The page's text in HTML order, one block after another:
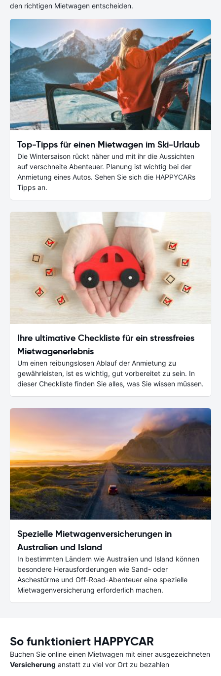
den richtigen Mietwagen entscheiden.
Top-Tipps für einen Mietwagen im Ski-Urlaub
Die Wintersaison rückt näher und mit ihr die Aussichten
auf verschneite Abenteuer. Planung ist wichtig bei der
Anmietung eines Autos. Sehen Sie sich die HAPPYCARs
Tipps an.
Ihre ultimative Checkliste für ein stressfreies
Mietwagenerlebnis
Um einen reibungslosen Ablauf der Anmietung zu
gewährleisten, ist es wichtig, gut vorbereitet zu sein. In
dieser Checkliste finden Sie alles, was Sie wissen müssen.
Spezielle Mietwagenversicherungen in
Australien und Island
In bestimmten Ländern wie Australien und Island können
besondere Herausforderungen wie Sand- oder
Aschestürme und Off-Road-Abenteuer eine spezielle
Mietwagenversicherung erforderlich machen.
So funktioniert HAPPYCAR
Buchen Sie online einen Mietwagen mit einer ausgezeichneten
Versicherung anstatt zu viel vor Ort zu bezahlen